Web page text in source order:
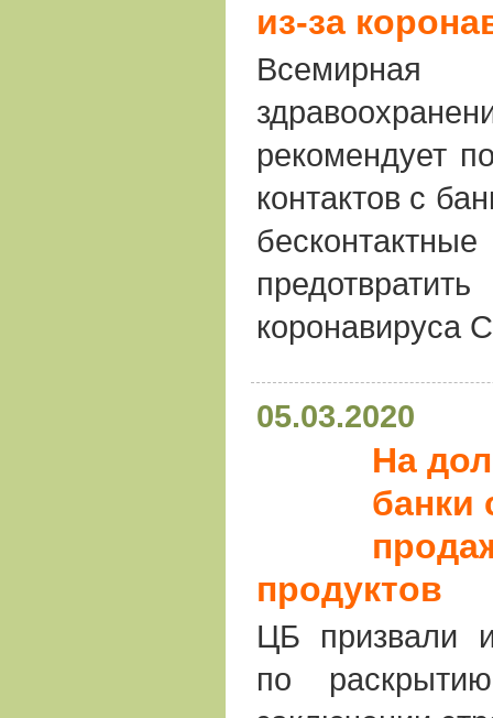
из-за
рекомендует
контактов с
коронавируса
05.03.2020
На
банки
продуктов
ЦБ призвали
по